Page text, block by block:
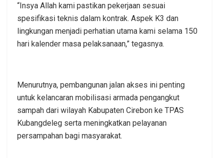
“Insya Allah kami pastikan pekerjaan sesuai
spesifikasi teknis dalam kontrak. Aspek K3 dan
lingkungan menjadi perhatian utama kami selama 150
hari kalender masa pelaksanaan,” tegasnya.
Menurutnya, pembangunan jalan akses ini penting
untuk kelancaran mobilisasi armada pengangkut
sampah dari wilayah Kabupaten Cirebon ke TPAS
Kubangdeleg serta meningkatkan pelayanan
persampahan bagi masyarakat.